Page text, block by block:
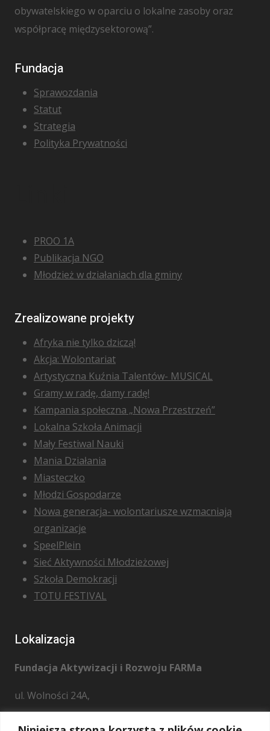
obywatelskiego w oparciu o lokalne zasoby oraz
współpracę międzysektorową”.
Fundacja
Sprawozdania
Statut
Strategia
Polityka Prywatności
PROO 1A
Publikacja NGO
Młodzież w działaniach dla gminy
Zrealizowane projekty
Afryka nie tylko dziczą!
Akcja: Wolontariat
Artystyczna Kuźnia Talentów- MUSICAL
Gramy w radę, damy radę!
Kampania społeczna „Nowa Przestrzeń”
Lokalna Szkoła Animacji
Mały Festiwal Nauki
Mania Działania
Miasteczko
Młodzi Gospodarze
Nowa generacja- wolontariusze wzmacniają
organizacje
SpeelPlein
Sieć Aktywności Młodzieżowej
Szkoła Demokracji
TOTU FESTIVAL
Lokalizacja
Fundacja Aktywizacji i Rozwoju FARMa
ul. Wolności 24A,
28 – 221 Osiek